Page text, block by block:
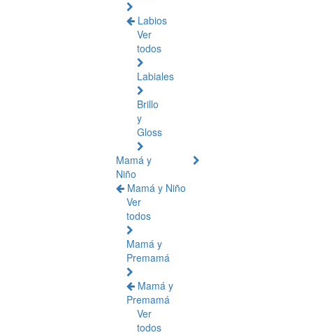
Labios
Ver
todos
Labiales
Brillo
y
Gloss
Mamá y
Niño
Mamá y Niño
Ver
todos
Mamá y
Premamá
Mamá y
Premamá
Ver
todos